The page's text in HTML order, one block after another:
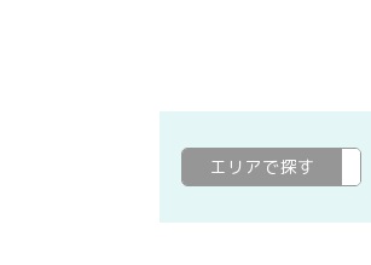
エリアで探す